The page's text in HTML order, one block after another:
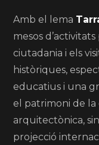
Amb el lema
mesos
ciutadania i els
històriques,
educatius i una
el patrimoni de la
arquitectònica,
projecció